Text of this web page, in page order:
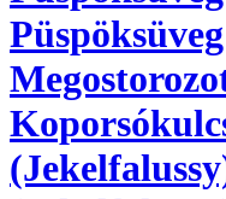
Püspöksüveg